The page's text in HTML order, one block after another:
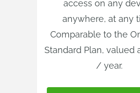
access on any
anywhere, at any
Comparable to the
Standard Plan, valued
/ year.